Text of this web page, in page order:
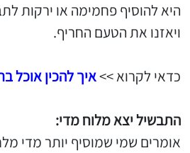
היא להוסיף פחמימה או ירקות
ויאזנו את הטעם החריף.
כדאי לקרוא >>איך להכין אוכל
התבשיל יצא מלוח מדי:
אומרים שמי שמוסיף יותר מדי